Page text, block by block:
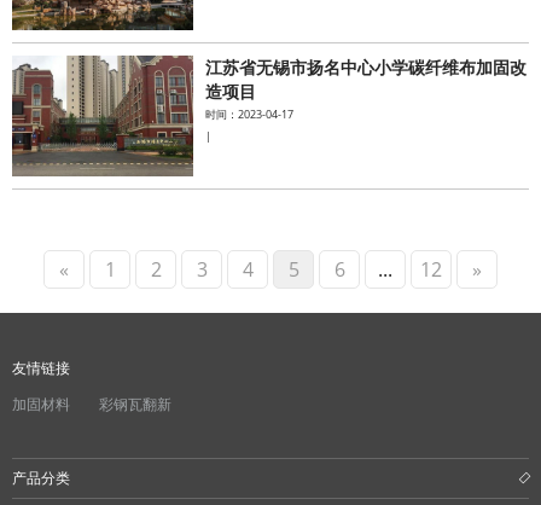
江苏省无锡市扬名中心小学碳纤维布加固改
造项目
时间：2023-04-17
|
« 1 2 3 4 5 6 ... 12 »
友情链接
加固材料
彩钢瓦翻新
产品分类